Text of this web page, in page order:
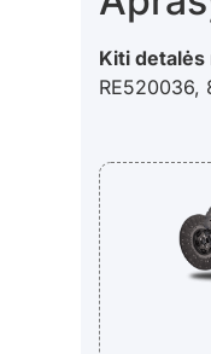
Kiti detalės
RE520036,